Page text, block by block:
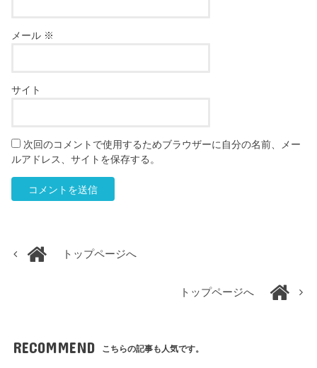
メール ※
サイト
次回のコメントで使用するためブラウザーに自分の名前、メー
ルアドレス、サイトを保存する。
トップページへ
トップページへ
RECOMMEND こちらの記事も人気です。